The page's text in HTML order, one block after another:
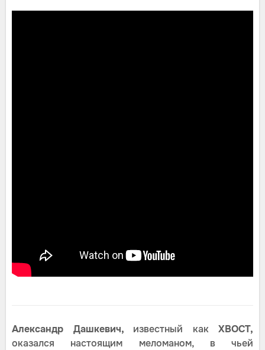
Александр Дашкевич, известный как ХВОСТ,
оказался настоящим меломаном, в чьей